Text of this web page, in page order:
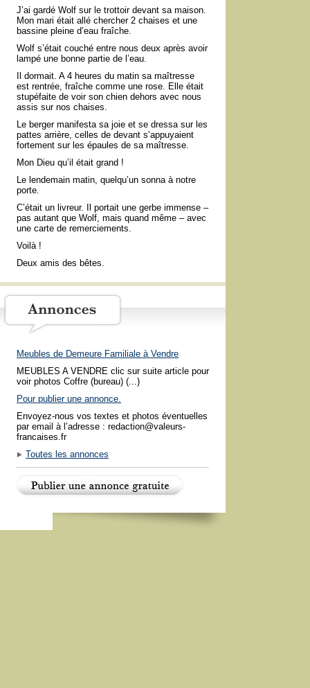
J’ai gardé Wolf sur le trottoir devant sa maison.
Mon mari était allé chercher 2 chaises et une
bassine pleine d’eau fraîche.
Wolf s’était couché entre nous deux après avoir
lampé une bonne partie de l’eau.
Il dormait. A 4 heures du matin sa maîtresse
est rentrée, fraîche comme une rose. Elle était
stupéfaite de voir son chien dehors avec nous
assis sur nos chaises.
Le berger manifesta sa joie et se dressa sur les
pattes arrière, celles de devant s’appuyaient
fortement sur les épaules de sa maîtresse.
Mon Dieu qu’il était grand !
Le lendemain matin, quelqu’un sonna à notre
porte.
C’était un livreur. Il portait une gerbe immense –
pas autant que Wolf, mais quand même – avec
une carte de remerciements.
Voilà !
Deux amis des bêtes.
Meubles de Demeure Familiale à Vendre
MEUBLES A VENDRE clic sur suite article pour
voir photos Coffre (bureau) (...)
Pour publier une annonce.
Envoyez-nous vos textes et photos éventuelles
par email à l’adresse : redaction@valeurs-
francaises.fr
Toutes les annonces